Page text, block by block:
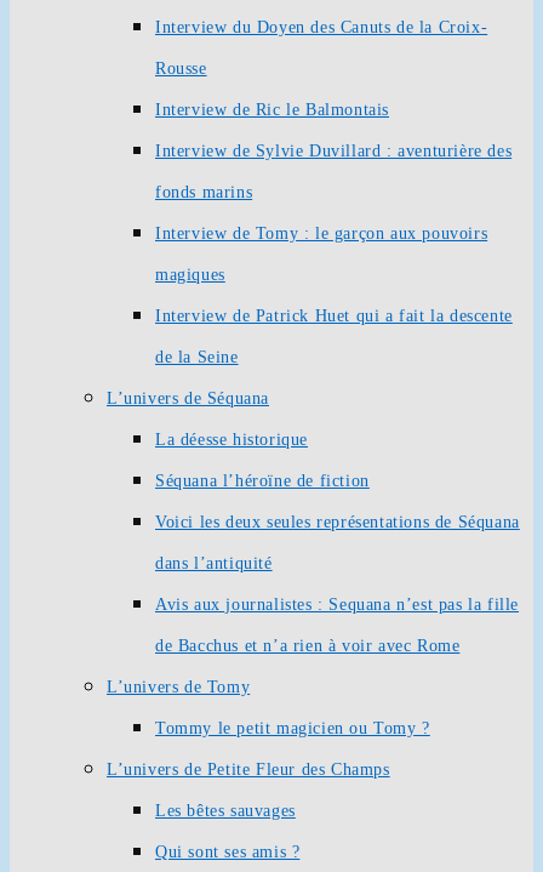
Interview du Doyen des Canuts de la Croix-
Rousse
Interview de Ric le Balmontais
Interview de Sylvie Duvillard : aventurière des
fonds marins
Interview de Tomy : le garçon aux pouvoirs
magiques
Interview de Patrick Huet qui a fait la descente
de la Seine
L’univers de Séquana
La déesse historique
Séquana l’héroïne de fiction
Voici les deux seules représentations de Séquana
dans l’antiquité
Avis aux journalistes : Sequana n’est pas la fille
de Bacchus et n’a rien à voir avec Rome
L’univers de Tomy
Tommy le petit magicien ou Tomy ?
L’univers de Petite Fleur des Champs
Les bêtes sauvages
Qui sont ses amis ?